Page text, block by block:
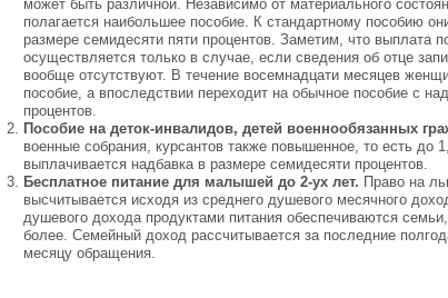
может быть различной. Независимо от материального
полагается наибольшее пособие. К стандартному пособию
размере семидесяти пяти процентов. Заметим, что выплата
осуществляется только в случае, если сведения об отце
вообще отсутствуют. В течение восемнадцати месяцев
пособие, а впоследствии переходит на обычное пособие с
процентов.
Пособие на деток-инвалидов, детей военнообязанных
военные собрания, курсантов также повышенное, то есть до
выплачивается надбавка в размере семидесяти процентов.
Бесплатное питание для малышей до 2-ух лет. Право на
высчитывается исходя из среднего душевого месячного
душевого дохода продуктами питания обеспечиваются
более. Семейный доход рассчитывается за последние
месяцу обращения.